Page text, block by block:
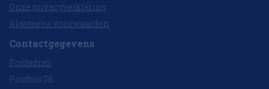
Onze privacyverklaring
Algemene voorwaarden
Contactgegevens
Postadres
Postbus 78